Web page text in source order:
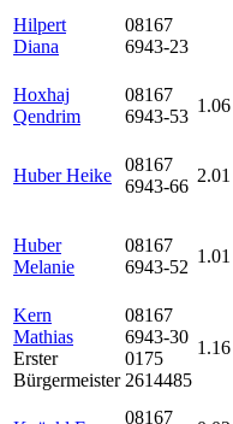
Hilpert
Diana
08167
6943-23
Hoxhaj
Qendrim
08167
6943-53
1.06
Huber Heike
08167
6943-66
2.01
Huber
Melanie
08167
6943-52
1.01
Kern
Mathias
Erster
Bürgermeister
08167
6943-30
0175
2614485
1.16
08167